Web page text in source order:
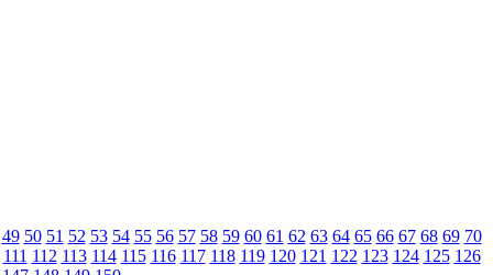
49 50 51 52 53 54 55 56 57 58 59 60 61 62 63 64 65 66 67 68 69 70
111 112 113 114 115 116 117 118 119 120 121 122 123 124 125 126